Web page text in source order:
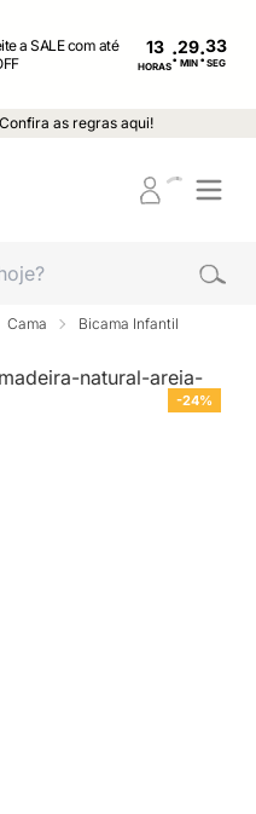
a SALE com até
13
HORAS: MIN : SEG
Confira as regras aqui!
Cama Bicama Infantil
-24%